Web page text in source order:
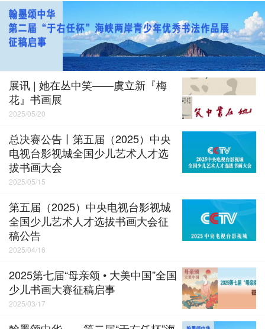
展讯 | 她在丛中笑——虞立新『梅
花』书画展
2025/05/20
总决赛公告丨第五届（2025）中央
电视台影视城全国少儿艺术人才选
拔书画大会
2025/05/15
第五届（2025）中央电视台影视城
全国少儿艺术人才选拔书画大会征
稿公告
2025/04/16
2025第七届“母亲颂 • 大美中国”全国
少儿书画大赛征稿启事
2025/03/17